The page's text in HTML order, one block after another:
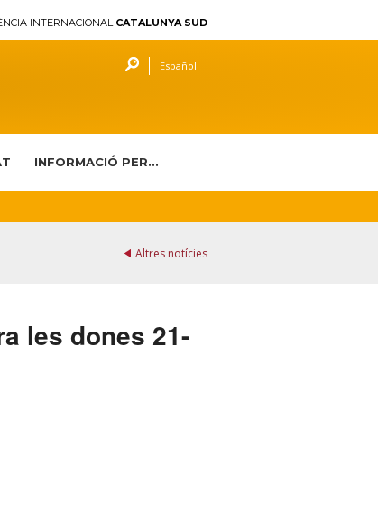
INTERNACIONAL CATALUNYA SUD
Español
INFORMACIÓ PER...
Altres notícies
les dones 21-